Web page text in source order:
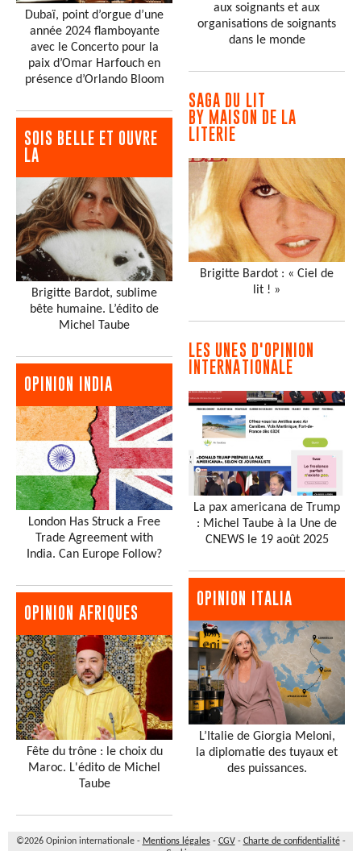
Dubaï, point d’orgue d’une
année 2024 flamboyante
avec le Concerto pour la
paix d’Omar Harfouch en
présence d’Orlando Bloom
SOIS BELLE ET OUVRE
LA
Brigitte Bardot, sublime
bête humaine. L’édito de
Michel Taube
OPINION INDIA
London Has Struck a Free
Trade Agreement with
India. Can Europe Follow?
OPINION AFRIQUES
Fête du trône : le choix du
Maroc. L'édito de Michel
Taube
aux soignants et aux
organisations de soignants
dans le monde
SAGA DU LIT
BY MAISON DE LA
LITERIE
Brigitte Bardot : « Ciel de
lit ! »
LES UNES D'OPINION
INTERNATIONALE
La pax americana de Trump
: Michel Taube à la Une de
CNEWS le 19 août 2025
OPINION ITALIA
L’Italie de Giorgia Meloni,
la diplomatie des tuyaux et
des puissances.
©2026 Opinion internationale - Mentions légales- CGV- Charte de confidentialité-